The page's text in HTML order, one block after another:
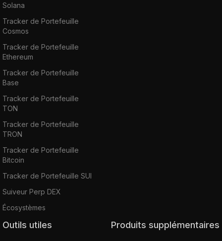
Solana
Tracker de Portefeuille
Cosmos
Tracker de Portefeuille
Ethereum
Tracker de Portefeuille
Base
Tracker de Portefeuille
TON
Tracker de Portefeuille
TRON
Tracker de Portefeuille
Bitcoin
Tracker de Portefeuille SUI
Suiveur Perp DEX
Écosystèmes
Outils utiles Produits supplémentaires